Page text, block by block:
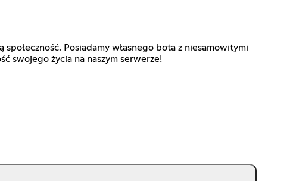
Posiadamy własnego bota z niesamowitymi
swojego życia na naszym serwerze!